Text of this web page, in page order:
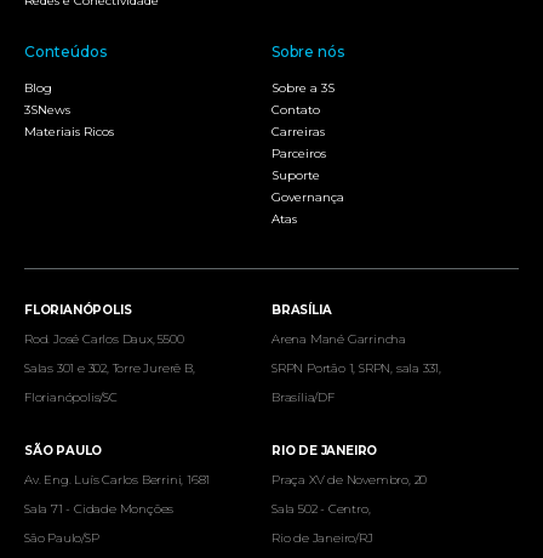
Conteúdos
Blog
3SNews
Materiais Ricos
Sobre nós
Sobre a 3S
Contato
Carreiras
Parceiros
Suporte
Governança
Atas
FLORIANÓPOLIS
Rod. José Carlos Daux, 5500
Salas 301 e 302, Torre Jurerê B,
Florianópolis/SC
BRASÍLIA
Arena Mané Garrincha
SRPN Portão 1, SRPN, sala 331,
Brasília/DF
SÃO PAULO
Av. Eng. Luís Carlos Berrini, 1681
Sala 71 - Cidade Monções
São Paulo/SP
RIO DE JANEIRO
Praça XV de Novembro, 20
Sala 502 - Centro,
Rio de Janeiro/RJ